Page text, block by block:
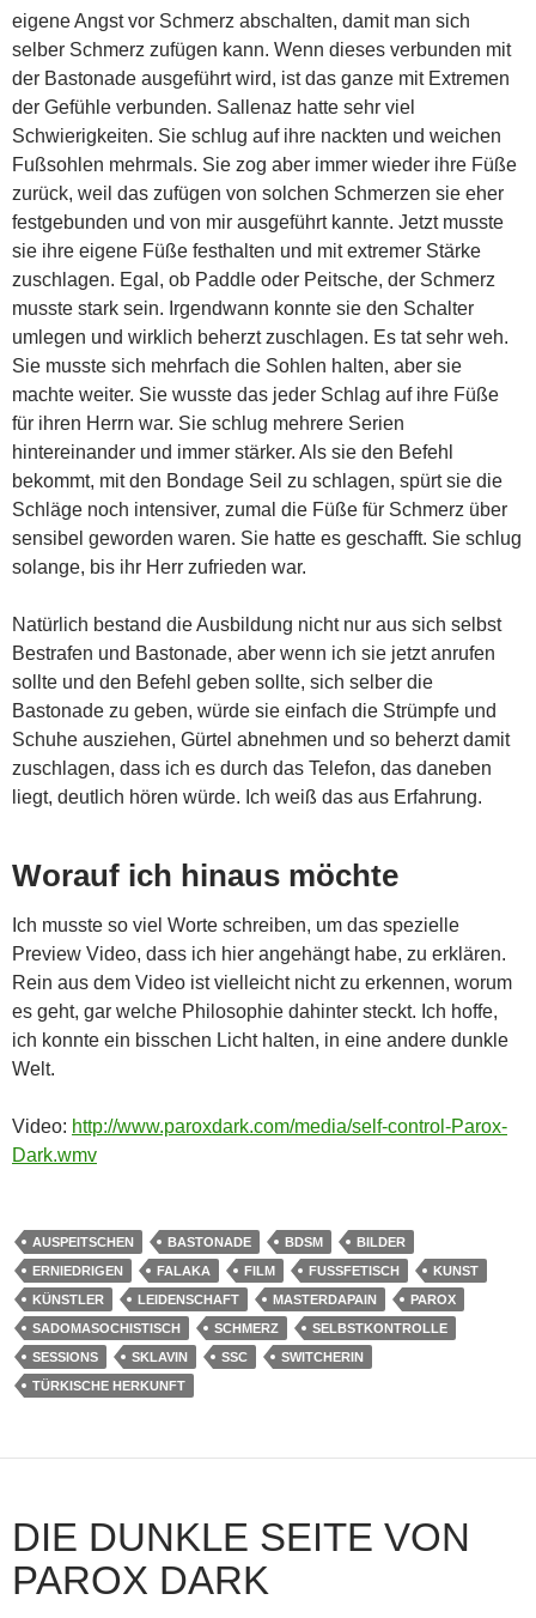
eigene Angst vor Schmerz abschalten, damit man sich
selber Schmerz zufügen kann. Wenn dieses verbunden mit
der Bastonade ausgeführt wird, ist das ganze mit Extremen
der Gefühle verbunden. Sallenaz hatte sehr viel
Schwierigkeiten. Sie schlug auf ihre nackten und weichen
Fußsohlen mehrmals. Sie zog aber immer wieder ihre Füße
zurück, weil das zufügen von solchen Schmerzen sie eher
festgebunden und von mir ausgeführt kannte. Jetzt musste
sie ihre eigene Füße festhalten und mit extremer Stärke
zuschlagen. Egal, ob Paddle oder Peitsche, der Schmerz
musste stark sein. Irgendwann konnte sie den Schalter
umlegen und wirklich beherzt zuschlagen. Es tat sehr weh.
Sie musste sich mehrfach die Sohlen halten, aber sie
machte weiter. Sie wusste das jeder Schlag auf ihre Füße
für ihren Herrn war. Sie schlug mehrere Serien
hintereinander und immer stärker. Als sie den Befehl
bekommt, mit den Bondage Seil zu schlagen, spürt sie die
Schläge noch intensiver, zumal die Füße für Schmerz über
sensibel geworden waren. Sie hatte es geschafft. Sie schlug
solange, bis ihr Herr zufrieden war.
Natürlich bestand die Ausbildung nicht nur aus sich selbst
Bestrafen und Bastonade, aber wenn ich sie jetzt anrufen
sollte und den Befehl geben sollte, sich selber die
Bastonade zu geben, würde sie einfach die Strümpfe und
Schuhe ausziehen, Gürtel abnehmen und so beherzt damit
zuschlagen, dass ich es durch das Telefon, das daneben
liegt, deutlich hören würde. Ich weiß das aus Erfahrung.
Worauf ich hinaus möchte
Ich musste so viel Worte schreiben, um das spezielle
Preview Video, dass ich hier angehängt habe, zu erklären.
Rein aus dem Video ist vielleicht nicht zu erkennen, worum
es geht, gar welche Philosophie dahinter steckt. Ich hoffe,
ich konnte ein bisschen Licht halten, in eine andere dunkle
Welt.
Video: http://www.paroxdark.com/media/self-control-Parox-
Dark.wmv
AUSPEITSCHEN BASTONADE BDSM
BILDER
ERNIEDRIGEN
FALAKA FILM FUSSFETISCH
KUNST
KÜNSTLER
LEIDENSCHAFT MASTERDAPAIN
PAROX
SADOMASOCHISTISCH
SCHMERZ
SELBSTKONTROLLE
SESSIONS
SKLAVIN SSC
SWITCHERIN
TÜRKISCHE HERKUNFT
DIE DUNKLE SEITE VON
PAROX DARK